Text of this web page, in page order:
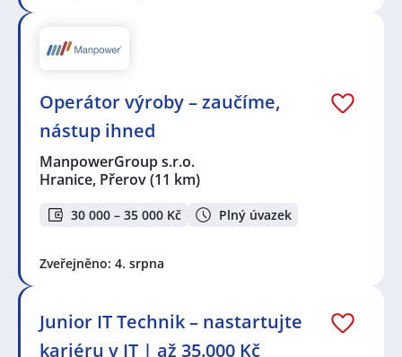
Operátor výroby – zaučíme,
nástup ihned
ManpowerGroup s.r.o.
Hranice, Přerov(11 km)
30 000 – 35 000 Kč Plný úvazek
Zveřejněno: 4. srpna
Junior IT Technik – nastartujte
kariéru v IT | až 35.000 Kč